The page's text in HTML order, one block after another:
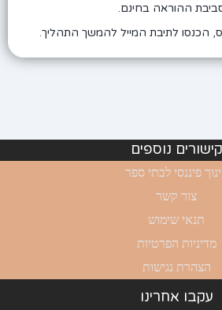
ההוראה בחינם.
הכנסו לתיבת המייל להמשך התהליך.
קישורים נוספים
פיננסי לבתי ספר
צור קשר
תנאי שימוש
מדיניות הפרטיות
הצהרת נגישות
עקבו אחרינו